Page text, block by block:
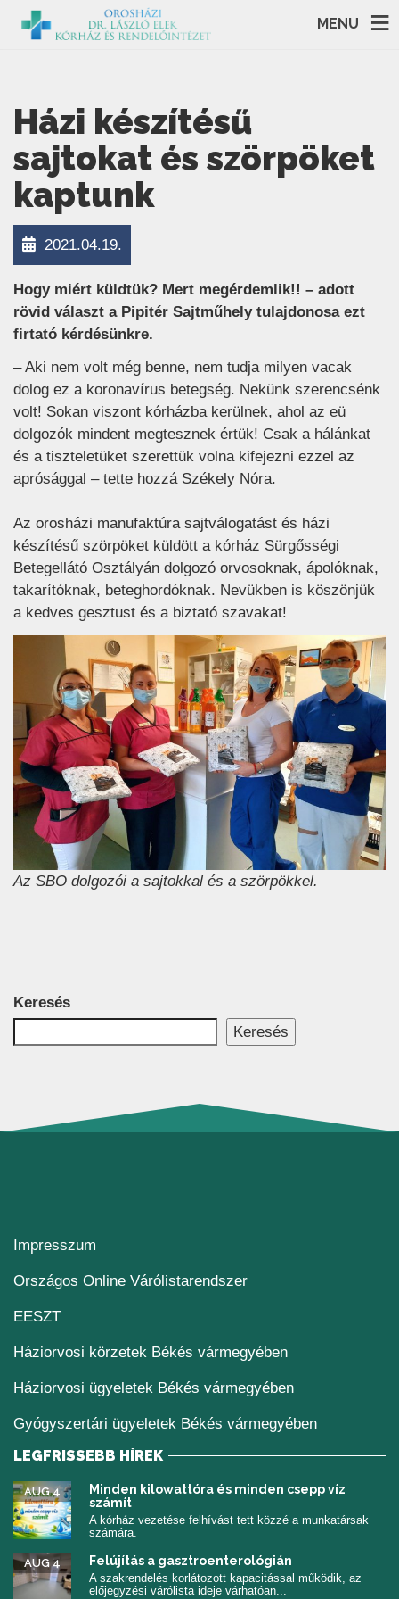
MENU
Házi készítésű
sajtokat és szörpöket
kaptunk
2021.04.19.
Hogy miért küldtük? Mert megérdemlik!! – adott
rövid választ a Pipitér Sajtműhely tulajdonosa ezt
firtató kérdésünkre.
– Aki nem volt még benne, nem tudja milyen vacak
dolog ez a koronavírus betegség. Nekünk szerencsénk
volt! Sokan viszont kórházba kerülnek, ahol az eü
dolgozók mindent megtesznek értük! Csak a hálánkat
és a tiszteletüket szerettük volna kifejezni ezzel az
aprósággal – tette hozzá Székely Nóra.
Az orosházi manufaktúra sajtválogatást és házi
készítésű szörpöket küldött a kórház Sürgősségi
Betegellátó Osztályán dolgozó orvosoknak, ápolóknak,
takarítóknak, beteghordóknak. Nevükben is köszönjük
a kedves gesztust és a biztató szavakat!
Az SBO dolgozói a sajtokkal és a szörpökkel.
Keresés
Keresés
Impresszum
Országos Online Várólistarendszer(új ablakban nyílik
EESZT(új ablakban nyílik meg)
Háziorvosi körzetek Békés vármegyében
Háziorvosi ügyeletek Békés vármegyében
Gyógyszertári ügyeletek Békés vármegyében
LEGFRISSEBB HÍREK
Minden kilowattóra és minden csepp víz
számít
AUG 4
A kórház vezetése felhívást tett közzé a munkatársak
számára.
Felújítás a gasztroenterológián
AUG 4
A szakrendelés korlátozott kapacitással működik, az
előjegyzési várólista ideje várhatóan...